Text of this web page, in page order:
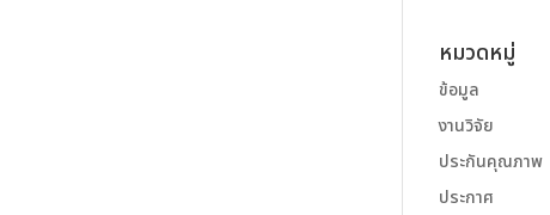
หมวดหมู่
ข้อมูล
งานวิจัย
ประกันคุณภาพ
ประกาศ